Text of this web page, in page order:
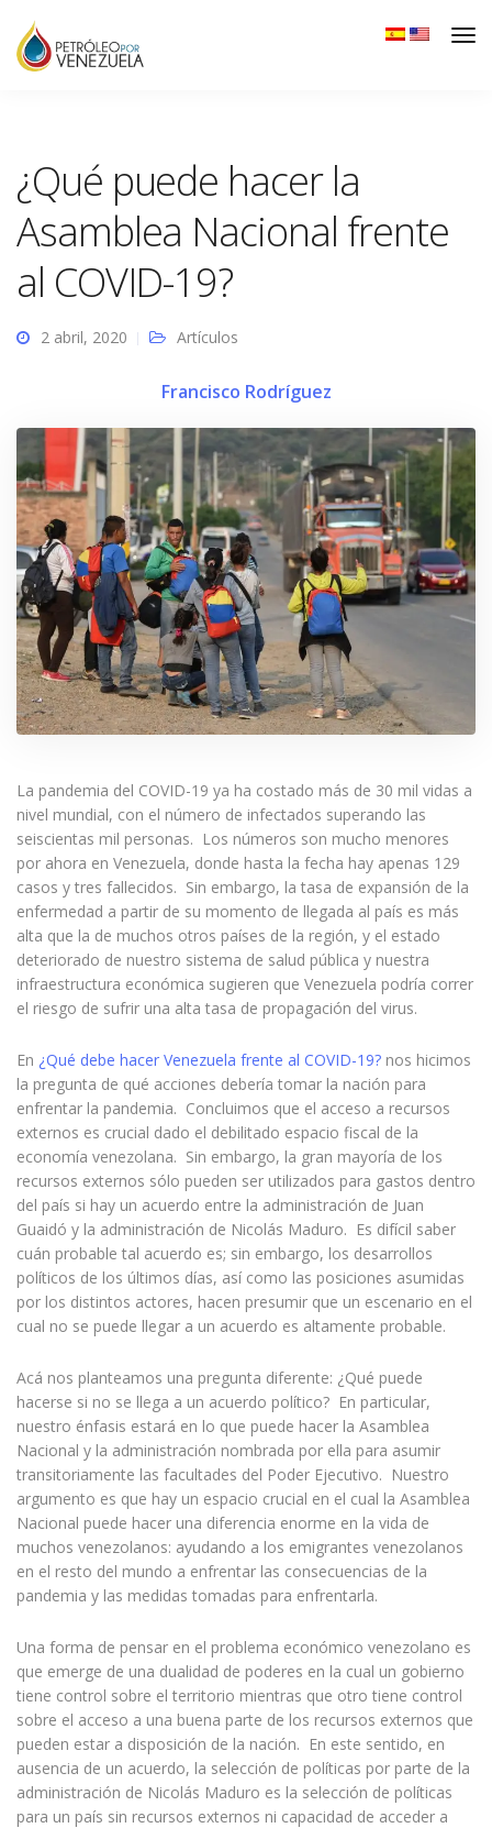
¿Qué puede hacer la
Asamblea Nacional frente
al COVID-19?
2 abril, 2020 Artículos
Francisco Rodríguez
La pandemia del COVID-19 ya ha costado más de 30 mil vidas a
nivel mundial, con el número de infectados superando las
seiscientas mil personas. Los números son mucho menores
por ahora en Venezuela, donde hasta la fecha hay apenas 129
casos y tres fallecidos. Sin embargo, la tasa de expansión de la
enfermedad a partir de su momento de llegada al país es más
alta que la de muchos otros países de la región, y el estado
deteriorado de nuestro sistema de salud pública y nuestra
infraestructura económica sugieren que Venezuela podría correr
el riesgo de sufrir una alta tasa de propagación del virus.
En ¿Qué debe hacer Venezuela frente al COVID-19? nos hicimos
la pregunta de qué acciones debería tomar la nación para
enfrentar la pandemia. Concluimos que el acceso a recursos
externos es crucial dado el debilitado espacio fiscal de la
economía venezolana. Sin embargo, la gran mayoría de los
recursos externos sólo pueden ser utilizados para gastos dentro
del país si hay un acuerdo entre la administración de Juan
Guaidó y la administración de Nicolás Maduro. Es difícil saber
cuán probable tal acuerdo es; sin embargo, los desarrollos
políticos de los últimos días, así como las posiciones asumidas
por los distintos actores, hacen presumir que un escenario en el
cual no se puede llegar a un acuerdo es altamente probable.
Acá nos planteamos una pregunta diferente: ¿Qué puede
hacerse si no se llega a un acuerdo político? En particular,
nuestro énfasis estará en lo que puede hacer la Asamblea
Nacional y la administración nombrada por ella para asumir
transitoriamente las facultades del Poder Ejecutivo. Nuestro
argumento es que hay un espacio crucial en el cual la Asamblea
Nacional puede hacer una diferencia enorme en la vida de
muchos venezolanos: ayudando a los emigrantes venezolanos
en el resto del mundo a enfrentar las consecuencias de la
pandemia y las medidas tomadas para enfrentarla.
Una forma de pensar en el problema económico venezolano es
que emerge de una dualidad de poderes en la cual un gobierno
tiene control sobre el territorio mientras que otro tiene control
sobre el acceso a una buena parte de los recursos externos que
pueden estar a disposición de la nación. En este sentido, en
ausencia de un acuerdo, la selección de políticas por parte de la
administración de Nicolás Maduro es la selección de políticas
para un país sin recursos externos ni capacidad de acceder a